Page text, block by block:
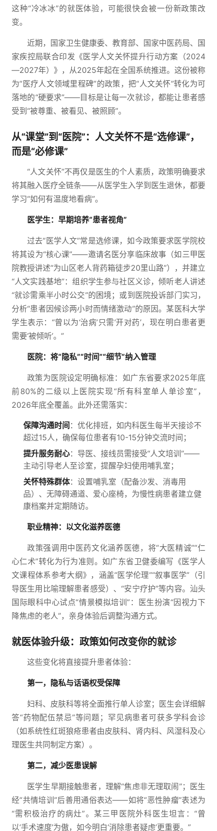
这种“冷冰冰”的就医体验，可能很快会被一份新政策改
变。
近期，国家卫生健康委、教育部、国家中医药局、国
家疾控局联合印发《医学人文关怀提升行动方案（2024
—2027年）》，从2025年起在全国系统推进。这份被称
为“医疗人文领域里程碑”的政策，把“人文关怀”转化为可
落地的“硬要求”——目标是让每一次就诊，都能让患者感
受到“被尊重、被看见、被照顾”。
从“课堂”到“医院”：人文关怀不是“选修课”，
而是“必修课”
“人文关怀”不再仅是医生的个人素质，政策明确要求
将其融入医疗全链条——从医学生入学到医生退休，都要
学习“如何有温度地看病”。
医学生：早期培养“患者视角”
过去“医学人文”常是选修课，如今政策要求医学院校
将其设为“核心课”——邀请名医分享临床故事（如三甲医
院教授讲述“为山区老人背药箱徒步20里山路”），并建立
“人文实践基地”：组织学生参与社区义诊，倾听老人讲述
“就诊需乘半小时公交”的困境；或到医院投诉部门实习，
分析“患者因候诊两小时而情绪激动”的原因。某医科大学
学生表示：“曾以为‘治病’只需‘开对药’，现在明白患者更
需要‘被倾听’。”
医院：将“隐私”“时间”“细节”纳入管理
政策为医院设定明确标准：如广东省要求2025年底
前80%的二级以上医院实现“所有科室单人单诊室”，
2026年底全覆盖。此外还需落实：
保障沟通时间 ：优化排班，如内科医生每半天接诊不
超过15人，确保每位患者有10-15分钟交流时间；
提升服务耐心：导医、接线员需接受“人文培训”——
主动引导老人至诊室，提醒孕妇使用哺乳室；
关怀特殊群体：设置哺乳室（配备沙发、消毒用
品）、无障碍通道、爱心座椅，为慢性病患者建立健
康档案并定期随访。
职业精神：以文化滋养医德
政策强调用中医药文化涵养医德，将“大医精诚”“仁
心仁术”转化为行为准则。如广东省卫健委编写《医学人
文课程体系参考大纲》，涵盖“医学伦理”“叙事医学”（引
导医生用比喻理解患者感受）、“安宁疗护”等内容。汕头
国际眼科中心试点“情景模拟培训”：医生扮演“因视力下
降焦虑的老人”，亲身体验后调整沟通方式。
就医体验升级：政策如何改变你的就诊
这些变化将直接提升患者体验：
第一，隐私与话语权受保障
妇科、皮肤科等将全面推行单人诊室；医生会详细解
答“药物配伍禁忌”等问题；罕见病患者可获多学科会诊
（如系统性红斑狼疮患者由皮肤科、肾内科、风湿科及心
理医生共同制定方案）。
第二，减少医患误解
医学生早期接触患者，理解“焦虑非无理取闹”；医生
经“共情培训”后善用通俗表达——如将“恶性肿瘤”表述为
“需积极治疗的病灶”。某三甲医院外科医生坦言：“曾
以‘手术速度’为傲，如今明白‘消除患者疑虑’更重要。”